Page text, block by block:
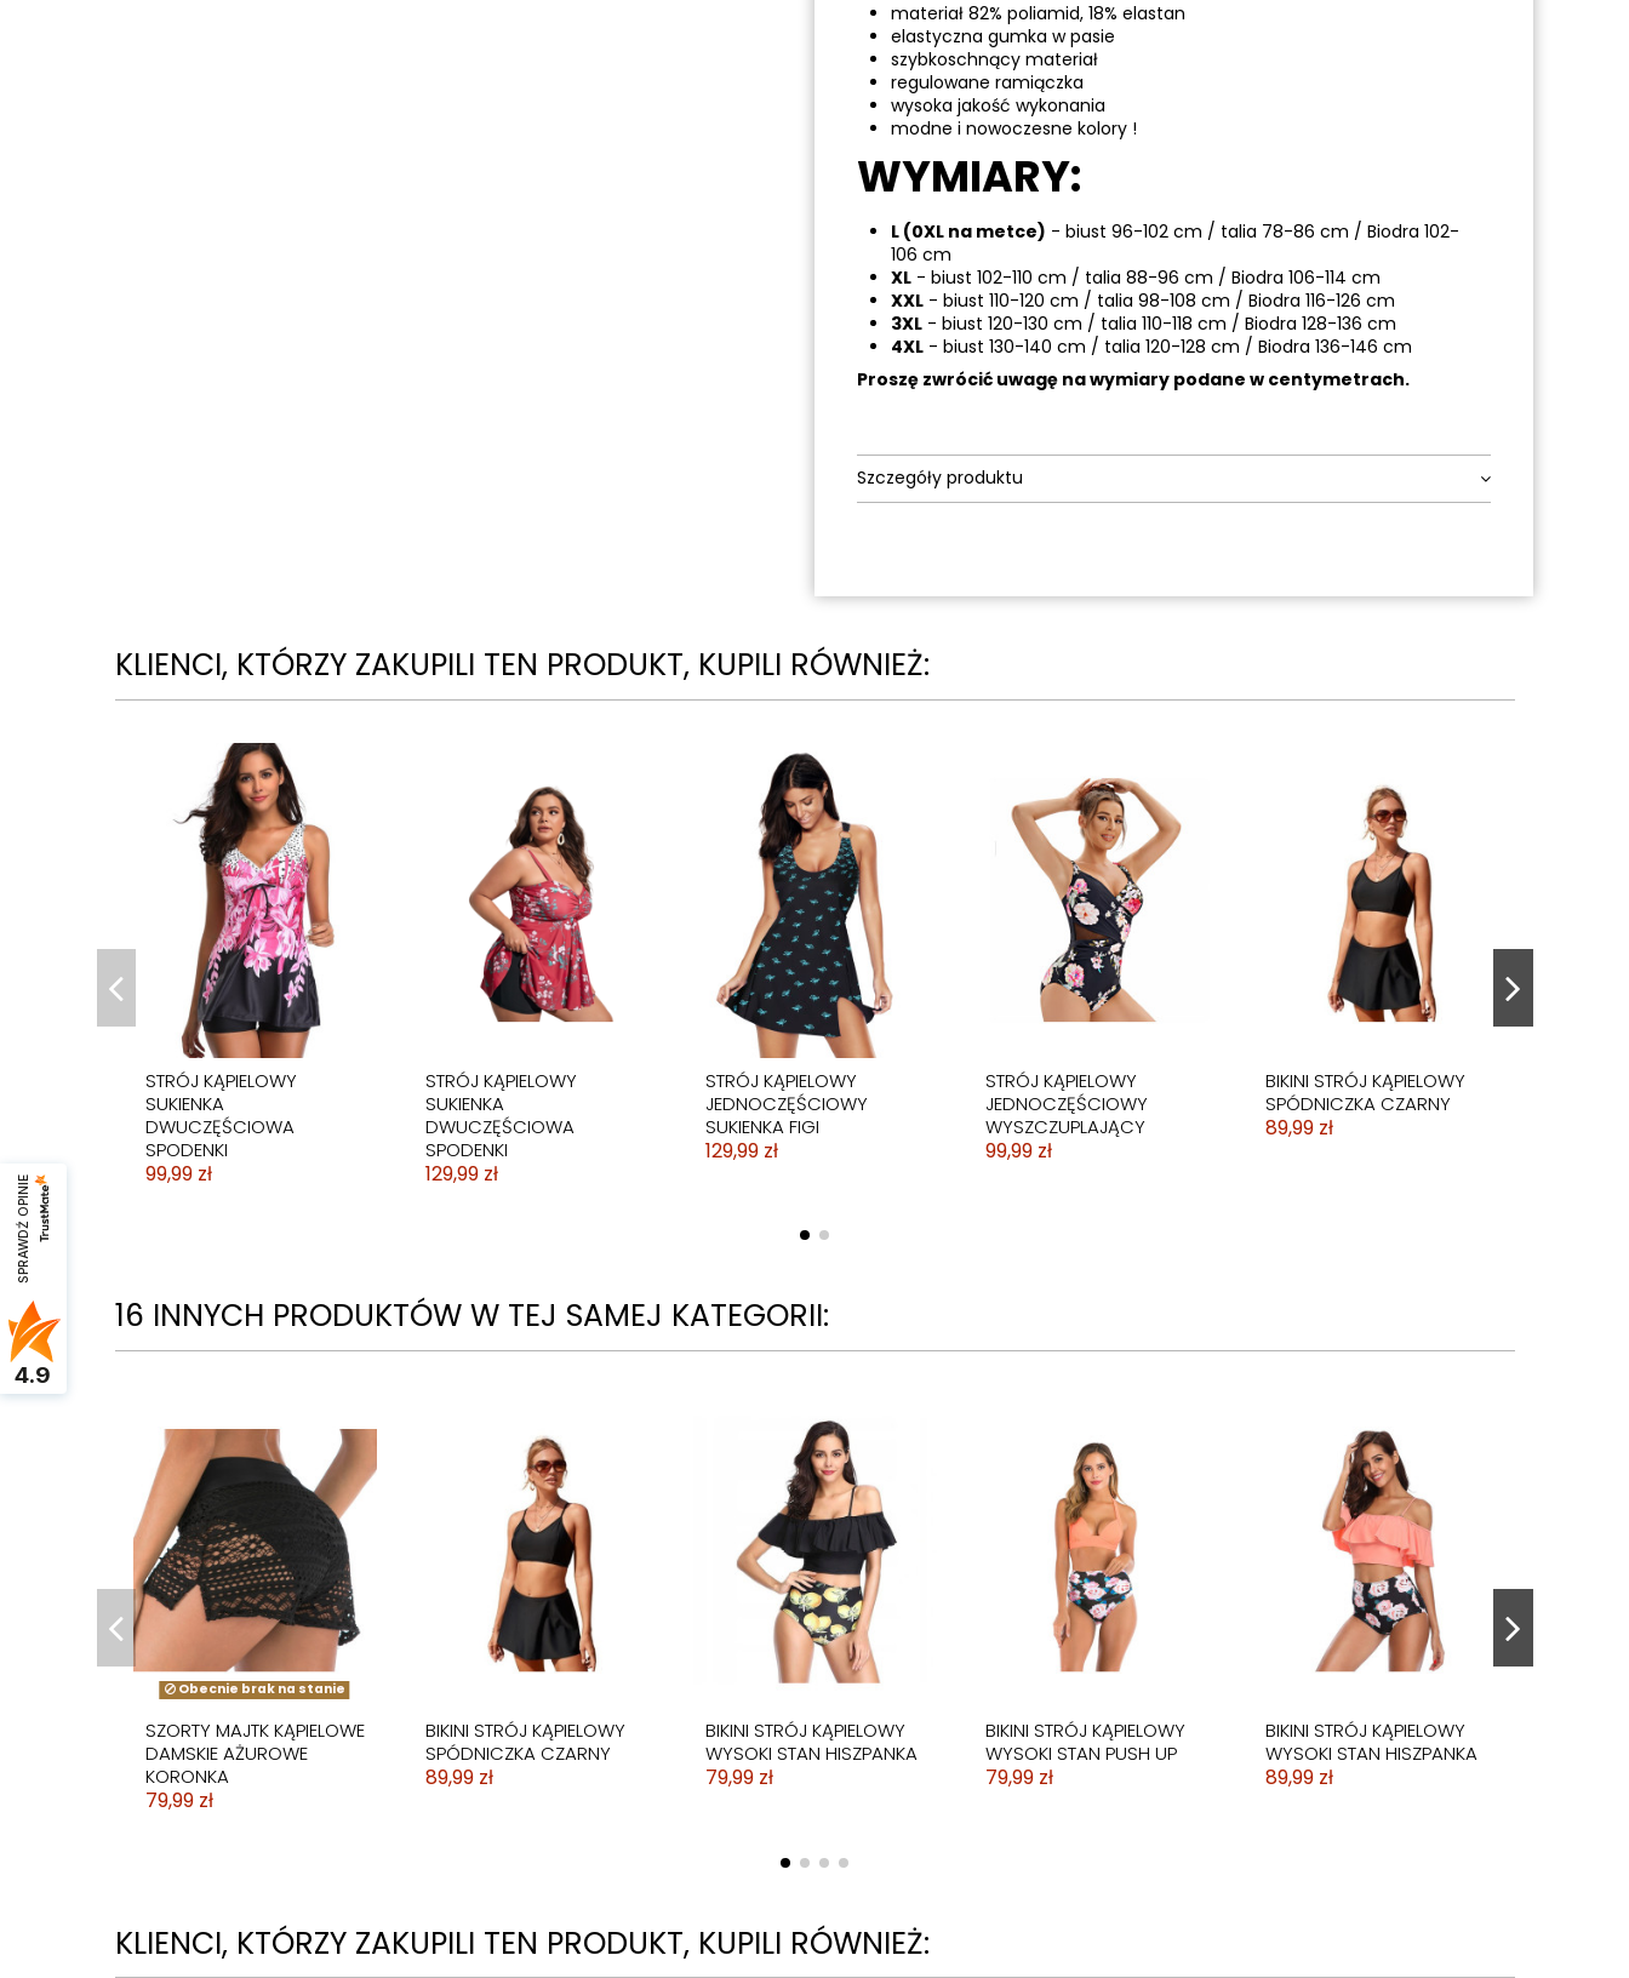
materiał 82% poliamid, 18% elastan
elastyczna gumka w pasie
szybkoschnący materiał
regulowane ramiączka
wysoka jakość wykonania
modne i nowoczesne kolory !
WYMIARY:
L (0XL na metce) - biust 96-102 cm / talia 78-86 cm / Biodra 102-
106 cm
XL - biust 102-110 cm / talia 88-96 cm / Biodra 106-114 cm
XXL - biust 110-120 cm / talia 98-108 cm / Biodra 116-126 cm
3XL - biust 120-130 cm / talia 110-118 cm / Biodra 128-136 cm
4XL - biust 130-140 cm / talia 120-128 cm / Biodra 136-146 cm
Proszę zwrócić uwagę na wymiary podane w centymetrach.
Szczegóły produktu
KLIENCI, KTÓRZY ZAKUPILI TEN PRODUKT, KUPILI RÓWNIEŻ:
STRÓJ KĄPIELOWY
SUKIENKA
DWUCZĘŚCIOWA
SPODENKI
99,99 zł
STRÓJ KĄPIELOWY
SUKIENKA
DWUCZĘŚCIOWA
SPODENKI
129,99 zł
STRÓJ KĄPIELOWY
JEDNOCZĘŚCIOWY
SUKIENKA FIGI
129,99 zł
STRÓJ KĄPIELOWY
JEDNOCZĘŚCIOWY
WYSZCZUPLAJĄCY
99,99 zł
BIKINI STRÓJ KĄPIELOWY
SPÓDNICZKA CZARNY
89,99 zł
BIKINI STRÓJ KĄPIELOWY
WYSOKI STAN LIŚĆ KWIAT
59,99 zł
STRÓJ KĄPIELOWY
SUKIENKA
DWUCZĘŚCIOWA
SPODENKI
129,99 zł
KĄPIELÓWKI MĘSKIE
SZORTY SPODENKI
16 INNYCH PRODUKTÓW W TEJ SAMEJ KATEGORII:
Obecnie brak na stanie
SZORTY MAJTK KĄPIELOWE
DAMSKIE AŻUROWE
KORONKA
79,99 zł
BIKINI STRÓJ KĄPIELOWY
SPÓDNICZKA CZARNY
89,99 zł
BIKINI STRÓJ KĄPIELOWY
WYSOKI STAN HISZPANKA
79,99 zł
BIKINI STRÓJ KĄPIELOWY
WYSOKI STAN PUSH UP
79,99 zł
BIKINI STRÓJ KĄPIELOWY
WYSOKI STAN HISZPANKA
89,99 zł
KLIENCI, KTÓRZY ZAKUPILI TEN PRODUKT, KUPILI RÓWNIEŻ:
SPRAWDŹ OPINIE
4.9